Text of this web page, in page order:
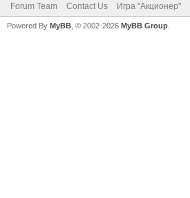
Forum Team Contact Us Игра "Акционер"
Powered By MyBB , © 2002-2026 MyBB Group